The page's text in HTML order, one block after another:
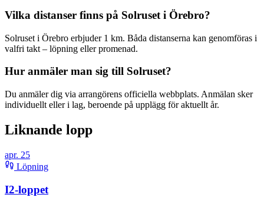
Vilka distanser finns på Solruset i Örebro?
Solruset i Örebro erbjuder 1 km. Båda distanserna kan genomföras i
valfri takt – löpning eller promenad.
Hur anmäler man sig till Solruset?
Du anmäler dig via arrangörens officiella webbplats. Anmälan sker
individuellt eller i lag, beroende på upplägg för aktuellt år.
Liknande lopp
apr. 25
Löpning
I2-loppet